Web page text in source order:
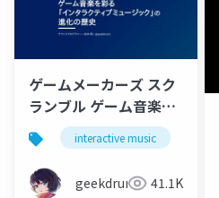
ゲームメーカーズ スク
ランブル ゲーム音楽を
彩る「インタラクティ
ブミュージック」の進
化の歴史
interactive music
geekdrums 41.1K